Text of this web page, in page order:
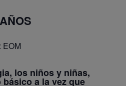
EOM
los niños y niñas,
a la vez que